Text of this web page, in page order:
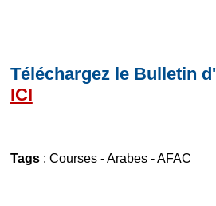
Téléchargez le Bulletin
ICI
Tags: Courses-Arabes-AFAC